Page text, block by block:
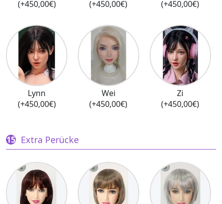
(+450,00€) (+450,00€) (+450,00€)
Lynn
(+450,00€)
Wei
(+450,00€)
Zi
(+450,00€)
Extra Perücke